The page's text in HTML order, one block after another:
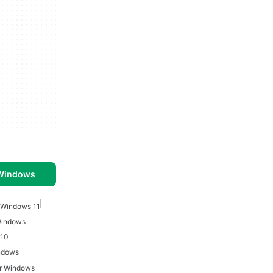
11
Windows